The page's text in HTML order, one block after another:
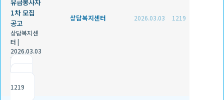
유급봉사자
1차 모집
공고
상담복지센
터 |
2026.03.03
|
1219
상담복지센터 2026.03.03 1219